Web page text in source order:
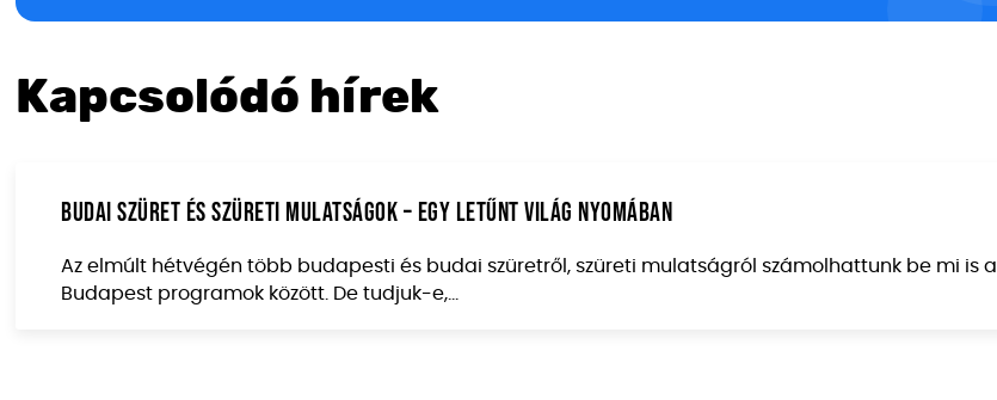
Kapcsolódó hírek
Budai szüret és szüreti mulatságok – egy letűnt világ nyomában
Az elmúlt hétvégén több budapesti és budai szüretről, szüreti mulatságról számolhattunk be mi is a
Budapest programok között. De tudjuk-e,...